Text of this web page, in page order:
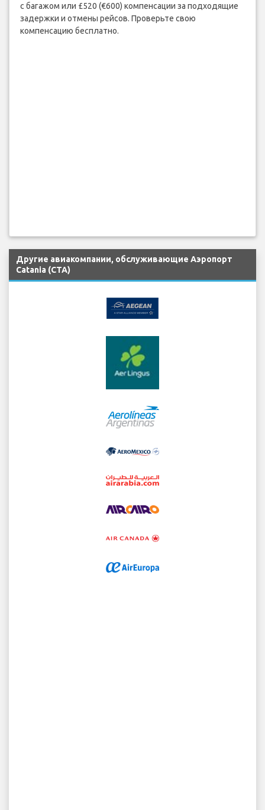
с багажом или £520 (€600) компенсации за подходящие
задержки и отмены рейсов. Проверьте свою
компенсацию бесплатно.
Другие авиакомпании, обслуживающие Аэропорт
Catania (CTA)